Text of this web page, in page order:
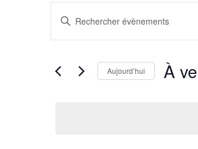
Recherche
et
navigation
de
Saisir
Rechercher
Évènements
Aujourd’hui À